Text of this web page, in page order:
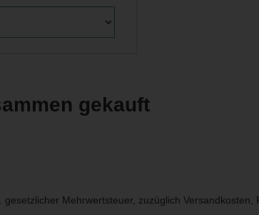
gesetzlicher Mehrwertsteuer, zuzüglich